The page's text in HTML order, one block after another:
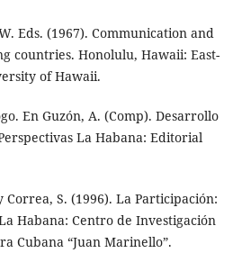
Eds. (1967). Communication and
countries. Honolulu, Hawaii: East-
of Hawaii.
En Guzón, A. (Comp). Desarrollo
La Habana: Editorial
Correa, S. (1996). La Participación:
Habana: Centro de Investigación
Cubana “Juan Marinello”.